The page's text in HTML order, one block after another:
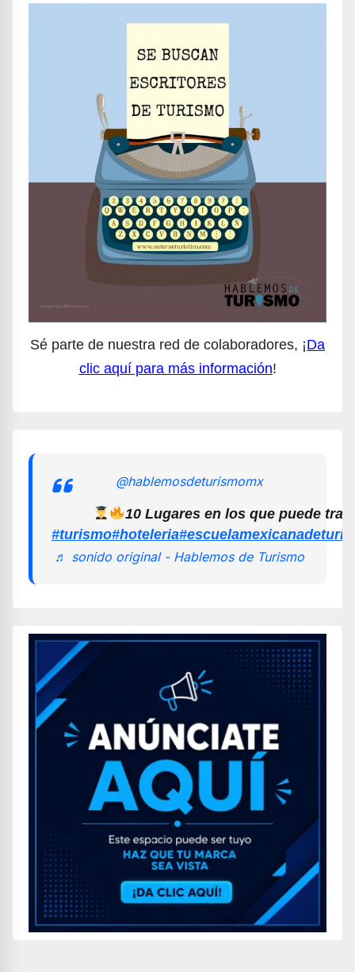
Sé parte de nuestra red de colaboradores, ¡Da
clic aquí para más información!
@hablemosdeturismomx
10 Lugares en los que puede
#turismo#hoteleria
♬ sonido original - Hablemos de Turismo